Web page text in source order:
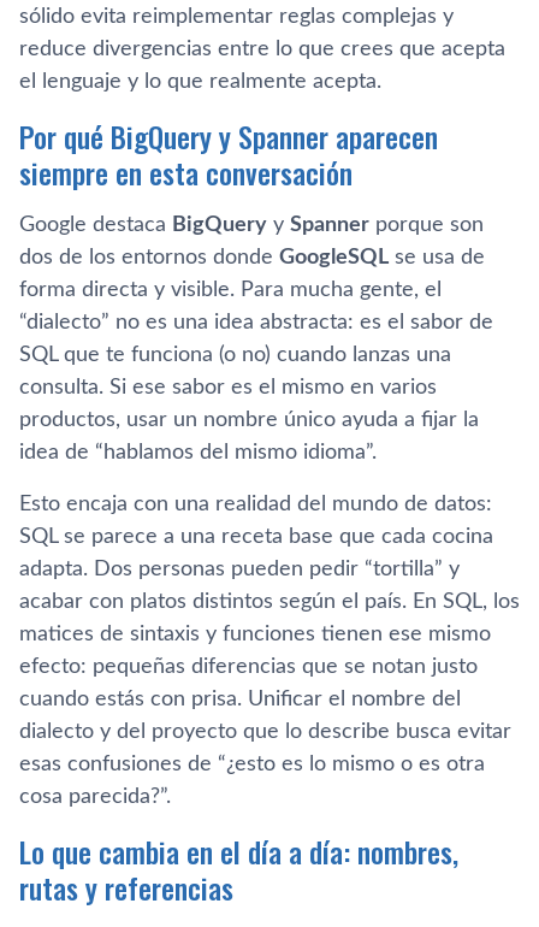
sólido evita reimplementar reglas complejas y
reduce divergencias entre lo que crees que acepta
el lenguaje y lo que realmente acepta.
Por qué BigQuery y Spanner aparecen
siempre en esta conversación
Google destaca BigQuery y Spanner porque son
dos de los entornos donde GoogleSQL se usa de
forma directa y visible. Para mucha gente, el
“dialecto” no es una idea abstracta: es el sabor de
SQL que te funciona (o no) cuando lanzas una
consulta. Si ese sabor es el mismo en varios
productos, usar un nombre único ayuda a fijar la
idea de “hablamos del mismo idioma”.
Esto encaja con una realidad del mundo de datos:
SQL se parece a una receta base que cada cocina
adapta. Dos personas pueden pedir “tortilla” y
acabar con platos distintos según el país. En SQL, los
matices de sintaxis y funciones tienen ese mismo
efecto: pequeñas diferencias que se notan justo
cuando estás con prisa. Unificar el nombre del
dialecto y del proyecto que lo describe busca evitar
esas confusiones de “¿esto es lo mismo o es otra
cosa parecida?”.
Lo que cambia en el día a día: nombres,
rutas y referencias